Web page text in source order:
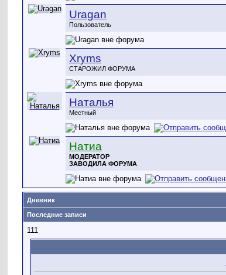
Uragan
Пользователь
Xryms
СТАРОЖИЛ ФОРУМА
Наталья
Местный
Натиа
МОДЕРАТОР
ЗАВОДИЛА ФОРУМА
Дневник
Последние записи
111